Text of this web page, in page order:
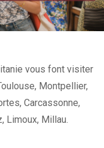
vous font visiter
Montpellier,
Carcassonne,
Limoux, Millau.